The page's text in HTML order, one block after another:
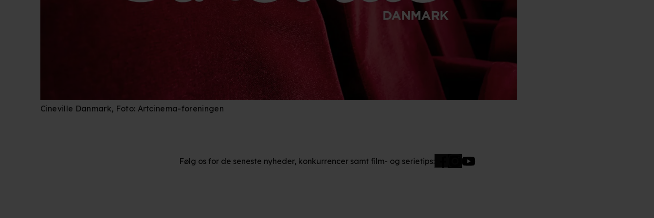
Cineville Danmark, Foto: Artcinema-foreningen
Følg os for de seneste nyheder, konkurrencer samt film- og serietips: